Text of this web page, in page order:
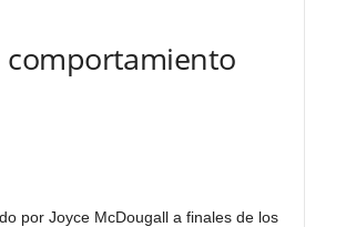
comportamiento
por Joyce McDougall a finales de los